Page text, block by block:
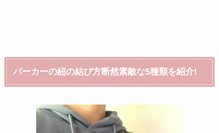
パーカーの紐の結び方断然素敵な5種類を紹介!